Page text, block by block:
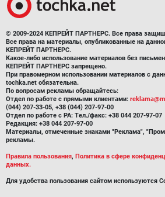
© 2009-2024 КЕПРЕЙТ ПАРТНЕРС. Все права
Все права на материалы, опубликованные на
КЕПРЕЙТ ПАРТНЕРС.
Какое-либо использование материалов без
КЕПРЕЙТ ПАРТНЕРС запрещено.
При правомерном использовании материалов с
tochka.net обязательна.
По вопросам рекламы обращайтесь:
Отдел по работе с прямыми клиентами:
(044) 207-33-05, +38 (044) 207-97-00
Отдел по работе с РА: Тел./факс: +38 044 207-97-07
Редакция: +38 044 207-97-00
Материалы, отмеченные знаками "Реклама",
рекламы.
Правила пользования, Политика в сфере
данных.
Для удобства пользования сайтом используются